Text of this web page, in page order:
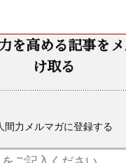
を高める記事を
け取る
間力メルマガに登録する